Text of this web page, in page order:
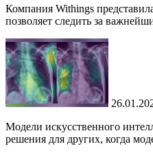
Компания Withings
позволяет следить за
Модели искусственного
решения для других, когда